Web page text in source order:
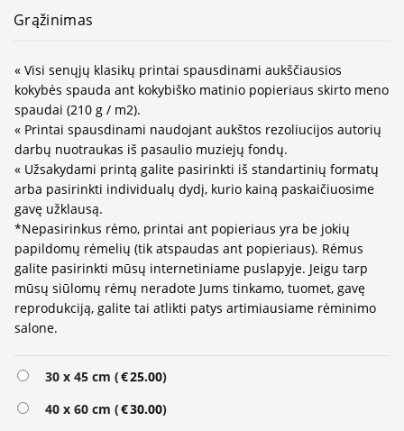
Grąžinimas
« Visi senųjų klasikų printai spausdinami aukščiausios
kokybės spauda ant kokybiško matinio popieriaus skirto meno
spaudai (210 g / m2).
« Printai spausdinami naudojant aukštos rezoliucijos autorių
darbų nuotraukas iš pasaulio muziejų fondų.
« Užsakydami printą galite pasirinkti iš standartinių formatų
arba pasirinkti individualų dydį, kurio kainą paskaičiuosime
gavę užklausą.
*Nepasirinkus rėmo, printai ant popieriaus yra be jokių
papildomų rėmelių (tik atspaudas ant popieriaus). Rėmus
galite pasirinkti mūsų internetiniame puslapyje. Jeigu tarp
mūsų siūlomų rėmų neradote Jums tinkamo, tuomet, gavę
reprodukciją, galite tai atlikti patys artimiausiame rėminimo
salone.
30 x 45 cm (€25.00)
40 x 60 cm (€30.00)
Alternative: